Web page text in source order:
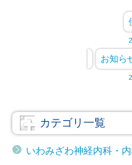
お知ら
カテゴリ一覧
いわみざわ神経内科・